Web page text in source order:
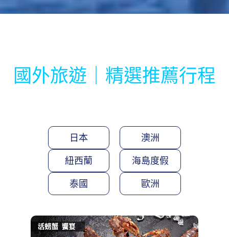
國外旅遊｜精選推薦行程
日本 澳洲
紐西蘭 海島度假
泰國 歐洲